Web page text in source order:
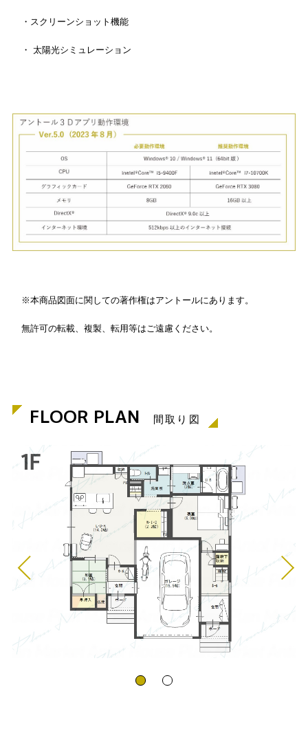
・スクリーンショット機能
・ 太陽光シミュレーション
※本商品図面に関しての著作権はアントールにあります。
無許可の転載、複製、転用等はご遠慮ください。
FLOOR PLAN 間取り図